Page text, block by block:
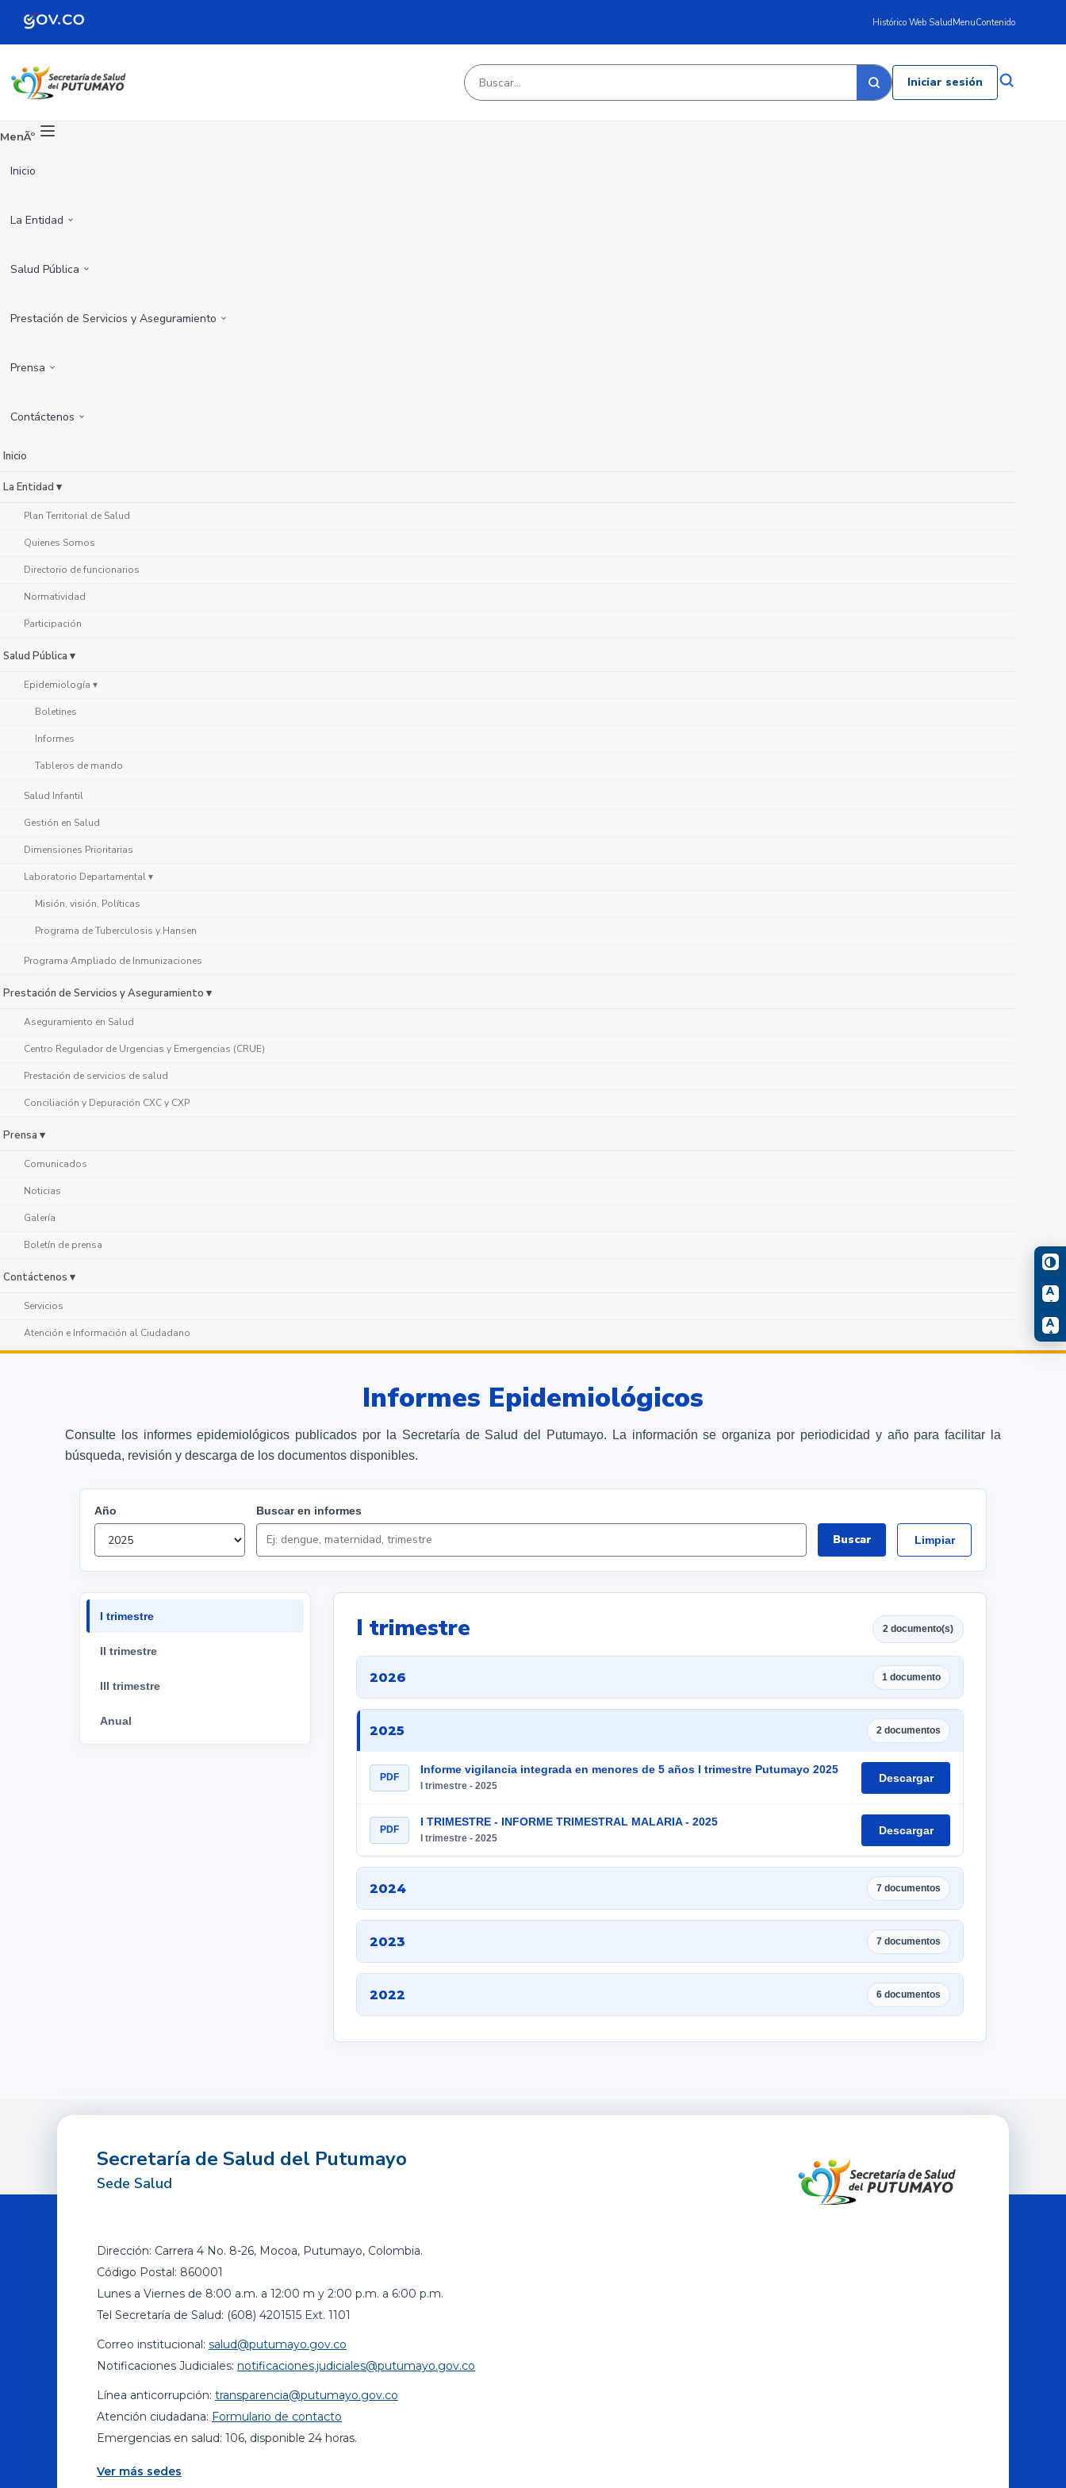
Histórico Web SaludMenuContenido
Iniciar sesión
MenÃº
Inicio
La Entidad
Salud Pública
Prestación de Servicios y Aseguramiento
Prensa
Contáctenos
Inicio
La Entidad ▾
Plan Territorial de Salud
Quienes Somos
Directorio de funcionarios
Normatividad
Participación
Salud Pública ▾
Epidemiología ▾
Boletines
Informes
Tableros de mando
Salud Infantil
Gestión en Salud
Dimensiones Prioritarias
Laboratorio Departamental ▾
Misión, visión, Políticas
Programa de Tuberculosis y Hansen
Programa Ampliado de Inmunizaciones
Prestación de Servicios y Aseguramiento ▾
Aseguramiento en Salud
Centro Regulador de Urgencias y Emergencias (CRUE)
Prestación de servicios de salud
Conciliación y Depuración CXC y CXP
Prensa ▾
Comunicados
Noticias
Galería
Boletín de prensa
Contáctenos ▾
Servicios
Atención e Información al Ciudadano
A
-
A
+
Informes Epidemiológicos
Consulte los informes epidemiológicos publicados por la Secretaría de Salud del Putumayo. La información se organiza por periodicidad y año para facilitar la
búsqueda, revisión y descarga de los documentos disponibles.
Año Buscar en informes
Buscar Limpiar
I trimestre
II trimestre
III trimestre
Anual
I trimestre 2 documento(s)
2026 1 documento
2025 2 documentos
PDF
Informe vigilancia integrada en menores de 5 años I trimestre Putumayo 2025
I trimestre - 2025
Descargar
PDF
I TRIMESTRE - INFORME TRIMESTRAL MALARIA - 2025
I trimestre - 2025
Descargar
2024 7 documentos
2023 7 documentos
2022 6 documentos
Secretaría de Salud del Putumayo
Sede Salud
Dirección: Carrera 4 No. 8-26, Mocoa, Putumayo, Colombia.
Código Postal: 860001
Lunes a Viernes de 8:00 a.m. a 12:00 m y 2:00 p.m. a 6:00 p.m.
Tel Secretaría de Salud: (608) 4201515 Ext. 1101
Correo institucional: salud@putumayo.gov.co
Notificaciones Judiciales: notificaciones.judiciales@putumayo.gov.co
Línea anticorrupción: transparencia@putumayo.gov.co
Atención ciudadana: Formulario de contacto
Emergencias en salud: 106, disponible 24 horas.
Ver más sedes